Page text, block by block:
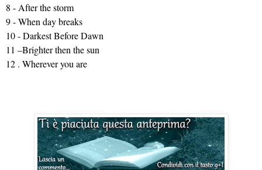
8 - After the storm
9 - When day breaks
10 - Darkest Before Dawn
11 –Brighter then the sun
12 . Wherever you are